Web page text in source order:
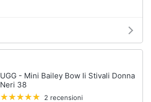
UGG - Mini Bailey Bow Ii Stivali Donna
Neri 38
2 recensioni